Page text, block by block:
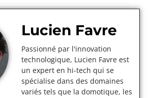
Lucien Favre
Passionné par l'innovation
technologique, Lucien Favre est
un expert en hi-tech qui se
spécialise dans des domaines
variés tels que la domotique, les